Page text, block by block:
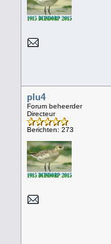
plu4
Forum beheerder
Directeur
Berichten: 273